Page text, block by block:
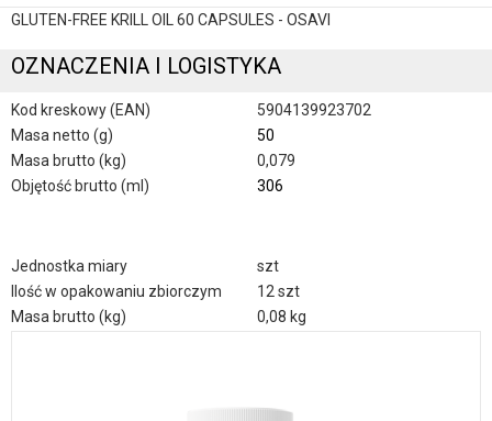
GLUTEN-FREE KRILL OIL 60 CAPSULES - OSAVI
OZNACZENIA I LOGISTYKA
Kod kreskowy (EAN)
5904139923702
Masa netto (g)
50
Masa brutto (kg)
0,079
Objętość brutto (ml)
306
Jednostka miary
szt
Ilość w opakowaniu zbiorczym
12 szt
Masa brutto (kg)
0,08 kg